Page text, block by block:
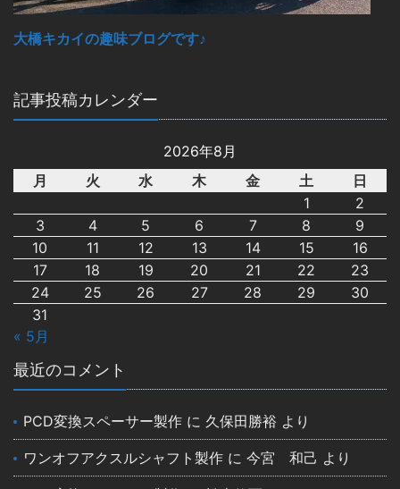
大橋キカイの趣味ブログです♪
記事投稿カレンダー
2026年8月
月
火 水 木 金 土
日
1
2
3
4 5 6 7 8
9
10
11 12 13 14 15
16
17
18 19 20 21 22
23
24
25 26 27 28 29
30
31
« 5月
最近のコメント
PCD変換スペーサー製作 に 久保田勝裕 より
ワンオフアクスルシャフト製作 に今宮 和己 より